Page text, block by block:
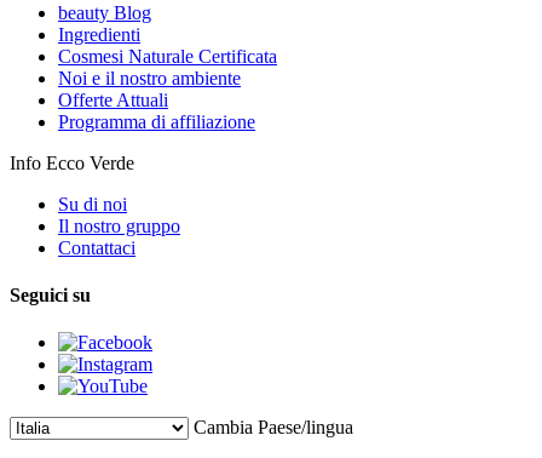
beauty Blog
Ingredienti
Cosmesi Naturale Certificata
Noi e il nostro ambiente
Offerte Attuali
Programma di affiliazione
Info Ecco Verde
Su di noi
Il nostro gruppo
Contattaci
Seguici su
Cambia Paese/lingua